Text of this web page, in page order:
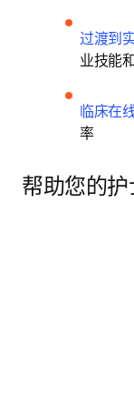
过渡到
业技能
临床在
率
帮助您的